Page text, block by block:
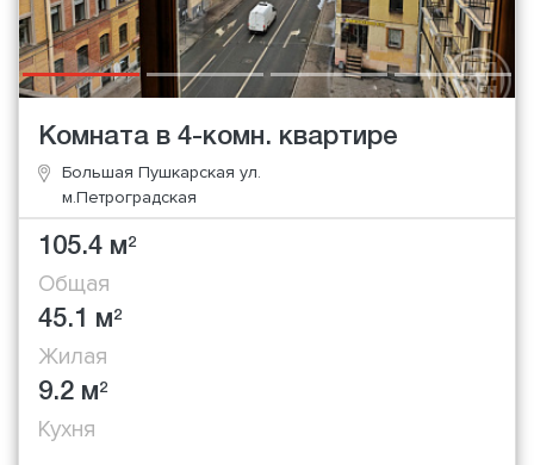
Комната в 4-комн. квартире
Большая Пушкарская ул.
м.Петроградская
105.4 м2
Общая
45.1 м2
Жилая
9.2 м2
Кухня